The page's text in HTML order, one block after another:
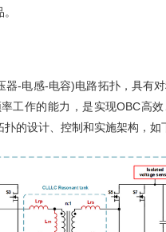
器-电感-电容)电路拓扑，具有
工作的能力，是实现OBC高
的设计、控制和实施架构，如